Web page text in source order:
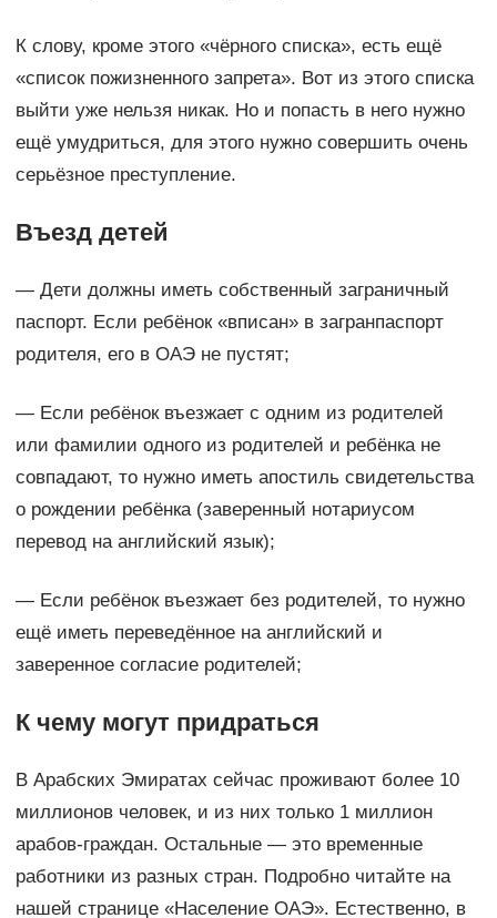
К слову, кроме этого «чёрного списка», есть ещё
«список пожизненного запрета». Вот из этого списка
выйти уже нельзя никак. Но и попасть в него нужно
ещё умудриться, для этого нужно совершить очень
серьёзное преступление.
Въезд детей
— Дети должны иметь собственный заграничный
паспорт. Если ребёнок «вписан» в загранпаспорт
родителя, его в ОАЭ не пустят;
— Если ребёнок въезжает с одним из родителей
или фамилии одного из родителей и ребёнка не
совпадают, то нужно иметь апостиль свидетельства
о рождении ребёнка (заверенный нотариусом
перевод на английский язык);
— Если ребёнок въезжает без родителей, то нужно
ещё иметь переведённое на английский и
заверенное согласие родителей;
К чему могут придраться
В Арабских Эмиратах сейчас проживают более 10
миллионов человек, и из них только 1 миллион
арабов-граждан. Остальные — это временные
работники из разных стран. Подробно читайте на
нашей странице «Население ОАЭ». Естественно, в